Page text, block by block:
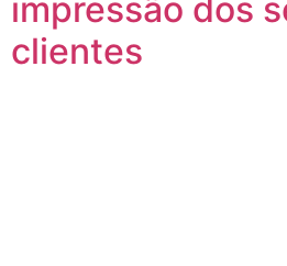
impressão dos
clientes